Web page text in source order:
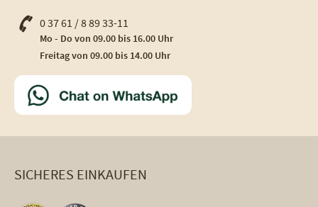
0 37 61 / 8 89 33-11
Mo - Do von 09.00 bis 16.00 Uhr
Freitag von 09.00 bis 14.00 Uhr
SICHERES EINKAUFEN